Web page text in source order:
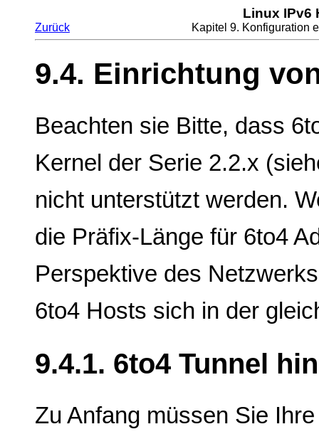
Linux IPv6
Zurück Kapitel 9. Konfiguration
9.4. Einrichtung
Beachten sie Bitte, dass
Kernel der Serie 2.2.x
nicht unterstützt werden.
die Präfix-Länge für 6to4
Perspektive des
6to4 Hosts sich in der
9.4.1. 6to4 Tunnel
Zu Anfang müssen Sie